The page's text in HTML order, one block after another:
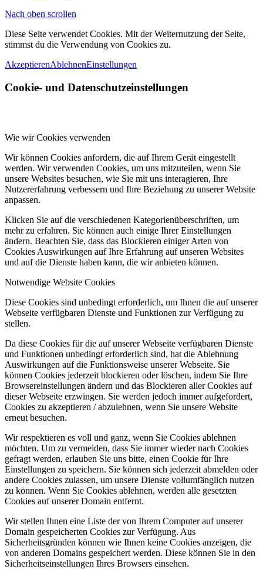
Nach oben scrollen
Diese Seite verwendet Cookies. Mit der Weiternutzung der Seite,
stimmst du die Verwendung von Cookies zu.
AkzeptierenAblehnenEinstellungen
Cookie- und Datenschutzeinstellungen
Wie wir Cookies verwenden
Wir können Cookies anfordern, die auf Ihrem Gerät eingestellt
werden. Wir verwenden Cookies, um uns mitzuteilen, wenn Sie
unsere Websites besuchen, wie Sie mit uns interagieren, Ihre
Nutzererfahrung verbessern und Ihre Beziehung zu unserer Website
anpassen.
Klicken Sie auf die verschiedenen Kategorienüberschriften, um
mehr zu erfahren. Sie können auch einige Ihrer Einstellungen
ändern. Beachten Sie, dass das Blockieren einiger Arten von
Cookies Auswirkungen auf Ihre Erfahrung auf unseren Websites
und auf die Dienste haben kann, die wir anbieten können.
Notwendige Website Cookies
Diese Cookies sind unbedingt erforderlich, um Ihnen die auf unserer
Webseite verfügbaren Dienste und Funktionen zur Verfügung zu
stellen.
Da diese Cookies für die auf unserer Webseite verfügbaren Dienste
und Funktionen unbedingt erforderlich sind, hat die Ablehnung
Auswirkungen auf die Funktionsweise unserer Webseite. Sie
können Cookies jederzeit blockieren oder löschen, indem Sie Ihre
Browsereinstellungen ändern und das Blockieren aller Cookies auf
dieser Webseite erzwingen. Sie werden jedoch immer aufgefordert,
Cookies zu akzeptieren / abzulehnen, wenn Sie unsere Website
erneut besuchen.
Wir respektieren es voll und ganz, wenn Sie Cookies ablehnen
möchten. Um zu vermeiden, dass Sie immer wieder nach Cookies
gefragt werden, erlauben Sie uns bitte, einen Cookie für Ihre
Einstellungen zu speichern. Sie können sich jederzeit abmelden oder
andere Cookies zulassen, um unsere Dienste vollumfänglich nutzen
zu können. Wenn Sie Cookies ablehnen, werden alle gesetzten
Cookies auf unserer Domain entfernt.
Wir stellen Ihnen eine Liste der von Ihrem Computer auf unserer
Domain gespeicherten Cookies zur Verfügung. Aus
Sicherheitsgründen können wie Ihnen keine Cookies anzeigen, die
von anderen Domains gespeichert werden. Diese können Sie in den
Sicherheitseinstellungen Ihres Browsers einsehen.